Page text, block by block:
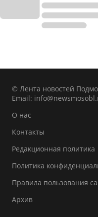
© Лента новостей
Email:
О нас
Контакты
Редакционная политика
Политика
Правила пользования
Архив